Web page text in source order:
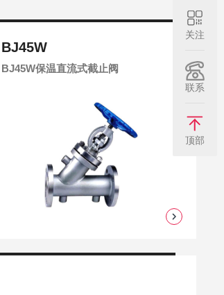
BJ45W
BJ45W保温直流式截止阀
关注
联系
顶部